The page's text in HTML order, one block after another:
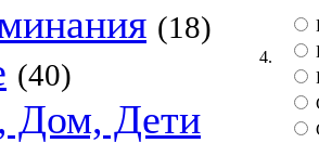
(18)
(40)
Дом, Дети
4.